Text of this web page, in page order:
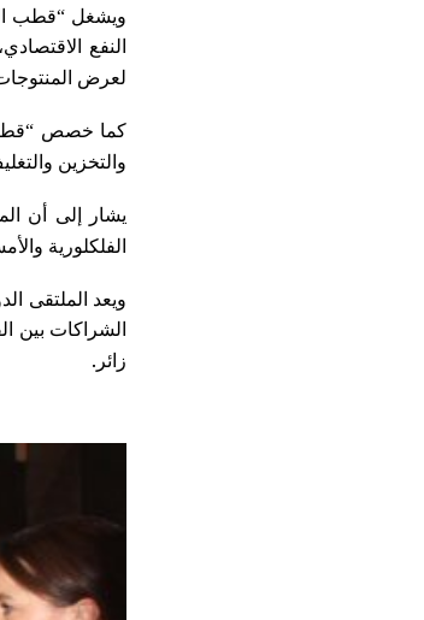
لعرض
كما خصص “قطب
والتخزين
يشار إلى أن
الفلكلورية
ويعد الملتقى
زائر .